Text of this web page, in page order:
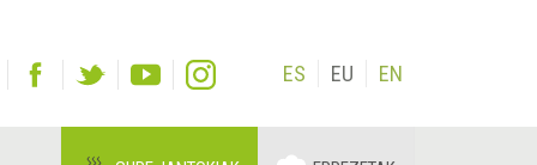
ES EU EN